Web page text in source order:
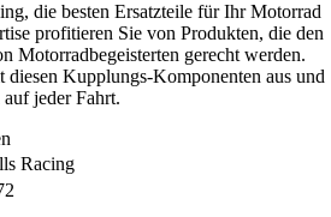
die besten Ersatzteile für Ihr Motorrad
profitieren Sie von Produkten, die den
Motorradbegeisterten gerecht werden.
Kupplungs-Komponenten aus und
jeder Fahrt.
Racing